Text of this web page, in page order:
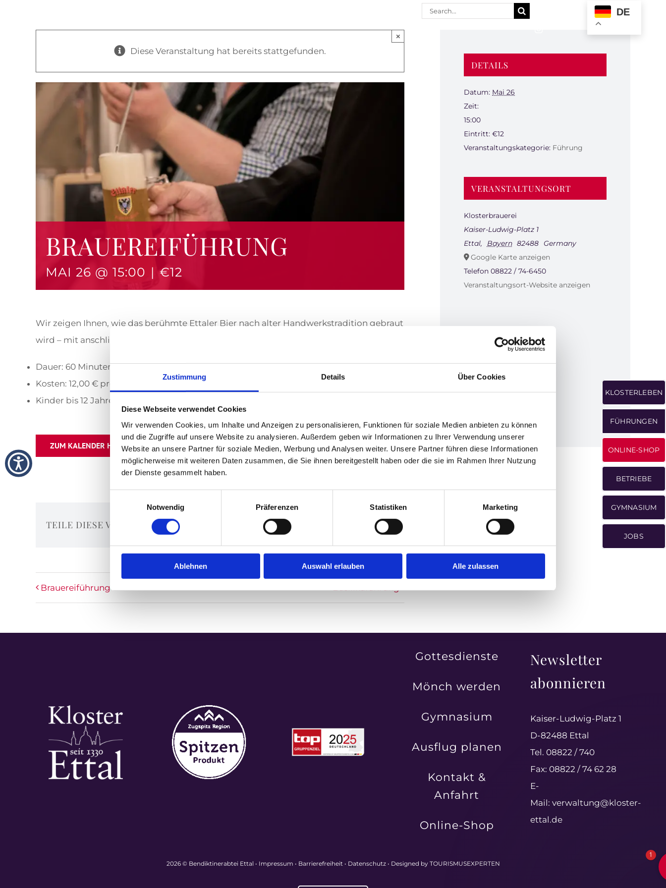
Zustimmung Details Über Cookies
Diese Webseite verwendet Cookies
Wir verwenden Cookies, um Inhalte und Anzeigen zu personalisieren, Funktionen für soziale Medien anbieten zu können
und die Zugriffe auf unsere Website zu analysieren. Außerdem geben wir Informationen zu Ihrer Verwendung unserer
Website an unsere Partner für soziale Medien, Werbung und Analysen weiter. Unsere Partner führen diese Informationen
möglicherweise mit weiteren Daten zusammen, die Sie ihnen bereitgestellt haben oder die sie im Rahmen Ihrer Nutzung
der Dienste gesammelt haben.
Notwendig
Präferenzen Statistiken Marketing
Ablehnen Auswahl erlauben Alle zulassen
Suche
DE
Diese Veranstaltung hat bereits stattgefunden.
×
BRAUEREIFÜHRUNG
MAI 26 @ 15:00 | €12
Wir zeigen Ihnen, wie das berühmte Ettaler Bier nach alter Handwerkstradition gebraut
wird – mit anschließender Verkostung.
Dauer: 60 Minuten inkl. Bierprobe
Kosten: 12,00 € pro Person
Kinder bis 12 Jahre frei (Jugendliche zwischen 12 und 18 Jahre: 50% Ermäßigung)
ZUM KALENDER HINZUFÜGEN
TEILE DIESE VERANSTALTUNG FacebookX PinterestE-
Mail
Brauereiführung
DETAILS
Datum: Mai 26
Zeit:
15:00
Eintritt: €12
Veranstaltungskategorie: Führung
VERANSTALTUNGSORT
Klosterbrauerei
Kaiser-Ludwig-Platz 1
Ettal, Bayern 82488
Germany
Google Karte anzeigen
Telefon 08822 / 74-6450
Veranstaltungsort-Website anzeigen
Gottesdienste
Mönch werden
Gymnasium
Ausflug planen
Kontakt &
Anfahrt
Online-Shop
Newsletter
abonnieren
Kaiser-Ludwig-Platz 1
D-82488 Ettal
Tel. 08822 / 740
Fax: 08822 / 74 62 28
E-
Mail:verwaltung@kloster-
ettal.de
2026 © Bendiktinerabtei Ettal • Impressum • Barrierefreiheit • Datenschutz• Designed by TOURISMUSEXPERTEN
KLOSTERLEBEN
FÜHRUNGEN
ONLINE-SHOP
BETRIEBE
GYMNASIUM
JOBS
1